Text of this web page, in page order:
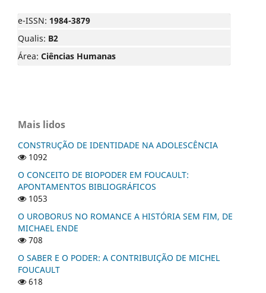
e-ISSN: 1984-3879
Qualis: B2
Área: Ciências Humanas
Mais lidos
CONSTRUÇÃO DE IDENTIDADE NA ADOLESCÊNCIA
1092
O CONCEITO DE BIOPODER EM FOUCAULT:
APONTAMENTOS BIBLIOGRÁFICOS
1053
O UROBORUS NO ROMANCE A HISTÓRIA SEM FIM, DE
MICHAEL ENDE
708
O SABER E O PODER: A CONTRIBUIÇÃO DE MICHEL
FOUCAULT
618